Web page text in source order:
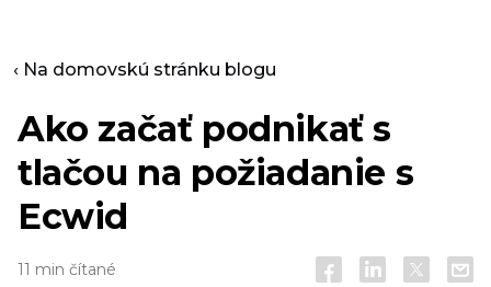
‹ Na domovskú stránku blogu
Ako začať podnikať s
tlačou na požiadanie s
Ecwid
11 min čítané